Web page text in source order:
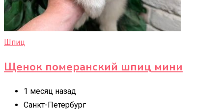
Шпиц
Щенок померанский шпиц мини
1 месяц назад
Санкт-Петербург